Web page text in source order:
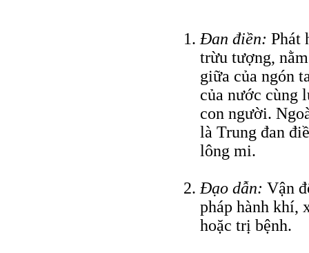
Ðan điền: Phát
trừu tượng,
giữa của ngón
của nước cùng
con người.
là Trung đan
lông mi.
Ðạo dẫn: Vận
pháp hành khí,
hoặc trị bệnh.